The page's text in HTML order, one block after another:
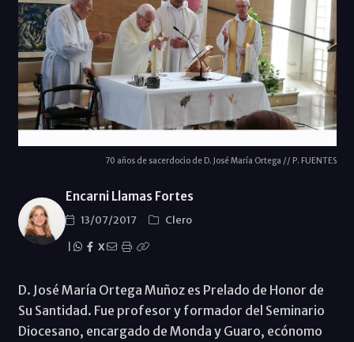
70 años de sacerdocio de D. José María Ortega // P. FUENTES
Encarni Llamas Fortes
13/07/2017
Clero
X
D. José María Ortega Muñoz es Prelado de Honor de
Su Santidad. Fue profesor y formador del Seminario
Diocesano, encargado de Monda y Guaro, ecónomo